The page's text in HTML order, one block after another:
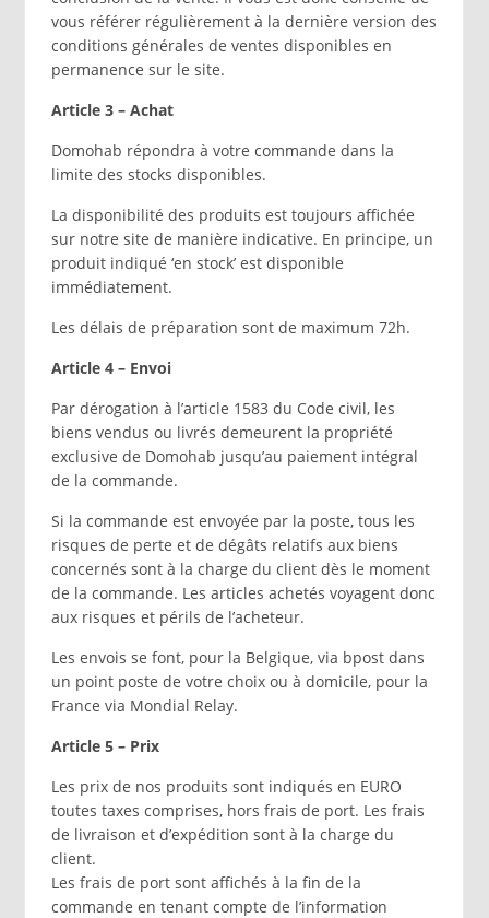
vous référer régulièrement à la dernière version des
conditions générales de ventes disponibles en
permanence sur le site.
Article 3 – Achat
Domohab répondra à votre commande dans la
limite des stocks disponibles.
La disponibilité des produits est toujours affichée
sur notre site de manière indicative. En principe, un
produit indiqué ‘en stock’ est disponible
immédiatement.
Les délais de préparation sont de maximum 72h.
Article 4 – Envoi
Par dérogation à l’article 1583 du Code civil, les
biens vendus ou livrés demeurent la propriété
exclusive de Domohab jusqu’au paiement intégral
de la commande.
Si la commande est envoyée par la poste, tous les
risques de perte et de dégâts relatifs aux biens
concernés sont à la charge du client dès le moment
de la commande. Les articles achetés voyagent donc
aux risques et périls de l’acheteur.
Les envois se font, pour la Belgique, via bpost dans
un point poste de votre choix ou à domicile, pour la
France via Mondial Relay.
Article 5 – Prix
Les prix de nos produits sont indiqués en EURO
toutes taxes comprises, hors frais de port. Les frais
de livraison et d’expédition sont à la charge du
client.
Les frais de port sont affichés à la fin de la
commande en tenant compte de l’information